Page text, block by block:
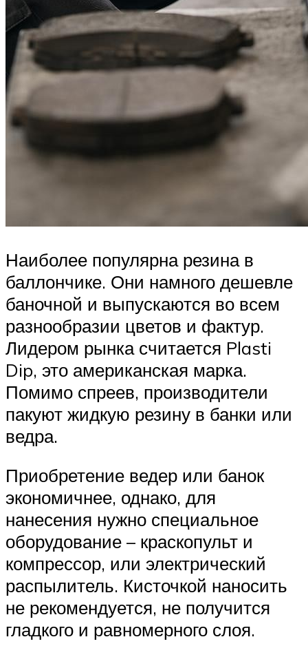
Наиболее популярна резина в
баллончике. Они намного дешевле
баночной и выпускаются во всем
разнообразии цветов и фактур.
Лидером рынка считается Plasti
Dip, это американская марка.
Помимо спреев, производители
пакуют жидкую резину в банки или
ведра.
Приобретение ведер или банок
экономичнее, однако, для
нанесения нужно специальное
оборудование – краскопульт и
компрессор, или электрический
распылитель. Кисточкой наносить
не рекомендуется, не получится
гладкого и равномерного слоя.